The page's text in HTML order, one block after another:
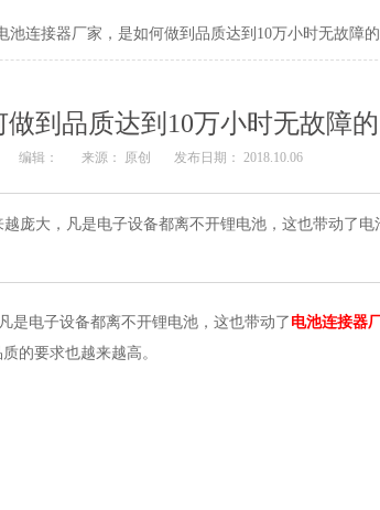
池连接器厂家，是如何做到品质达到10万小时无故障的
到品质达到10万小时无故障的
编辑： 来源： 原创 发布日期： 2018.10.06
庞大，凡是电子设备都离不开锂电池，这也带动了电
是电子设备都离不开锂电池，这也带动了 电池连接器
的要求也越来越高。